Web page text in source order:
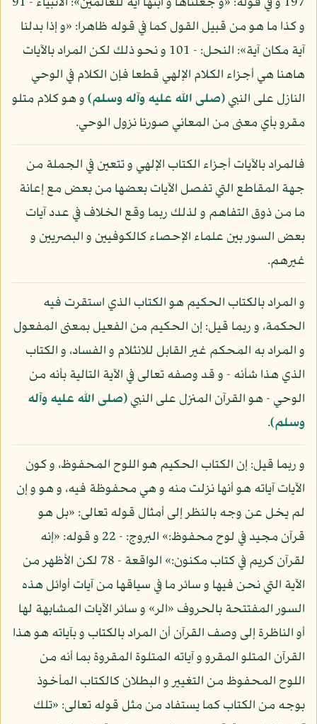
و كذا ما هو من قبيل القول كما في قوله ظاهرا: «و إذا بدلنا
آية مكان آية»: النحل: - 101 و نحو ذلك لكن المراد بالآيات
هاهنا هي أجزاء الكلام الإلهي قطعا فإن الكلام في الوحي
النازل على النبي(صلى الله عليه وآله وسلم)و هو كلام متلو
مقرو بأي معنى من المعاني صورنا نزول الوحي.
فالمراد بالآيات أجزاء الكتاب الإلهي و تتعين في الجملة من
جهة المقاطع التي تفصل الآيات بعضها من بعض مع إعانة
ما من ذوق التفاهم و لذلك ربما وقع الخلاف في عدد آيات
بعض السور بين علماء الإحصاء كالكوفيين و البصريين و
غيرهم.
و المراد بالكتاب الحكيم هو الكتاب الذي استقرت فيه
الحكمة، و ربما قيل: إن الحكيم من الفعيل بمعنى المفعول
و المراد به المحكم غير القابل للانثلام و الفساد، و الكتاب
الذي هذا شأنه - و قد وصفه تعالى في الآية التالية بأنه من
الوحي - هو القرآن المنزل على النبي(صلى الله عليه وآله
وسلم).
و ربما قيل: إن الكتاب الحكيم هو اللوح المحفوظ، و كون
الآيات آياته هو أنها نزلت منه و هي محفوظة فيه، و هو و إن
لم يخل عن وجه بالنظر إلى أمثال قوله تعالى: «بل هو
قرآن مجيد في لوح محفوظ:» البروج: - 22 و قوله: «إنه
لقرآن كريم في كتاب مكنون:» الواقعة - 78 لكن الأظهر من
الآية التي نحن فيها و سائر ما في سياقها من آيات أوائل هذه
السور المفتتحة بالحروف «الر» و سائر الآيات المشابهة لها
أو الناظرة إلى وصف القرآن أن المراد بالكتاب و بآياته هو هذا
القرآن المتلو المقرو و آياته المتلوة المقروة بما أنه من
اللوح المحفوظ من التغيير و البطلان كالكتاب المأخوذ
بوجه من الكتاب كما يستفاد من مثل قوله تعالى: «تلك